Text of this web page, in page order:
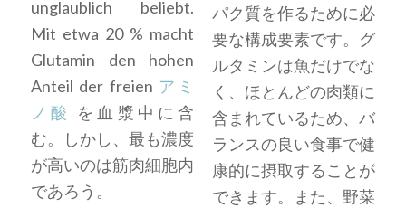
unglaublich beliebt.
Mit etwa 20 % macht
Glutamin den hohen
Anteil der freien アミ
ノ酸
を血漿中に含
む。しかし、最も濃度
が高いのは筋肉細胞内
であろう。
パク質を作るために必
要な構成要素です。グ
ルタミンは魚だけでな
く、ほとんどの肉類に
含まれているため、バ
ランスの良い食事で健
康的に摂取することが
できます。また、野菜